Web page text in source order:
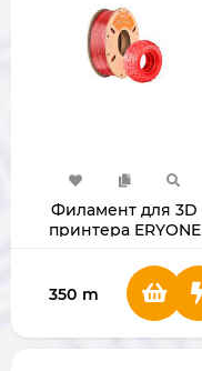
Филамент для 3D
принтера ERYONE
350 m